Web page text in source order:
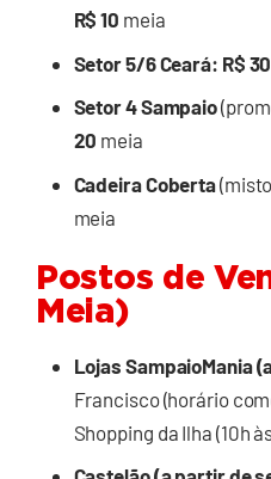
R$ 10 meia
Setor 5/6 Ceará: R$ 30
Setor 4 Sampaio
20 meia
Cadeira Coberta
meia
Postos de
Meia)
Lojas SampaioMania
Francisco (horário
Shopping da Ilha (10h